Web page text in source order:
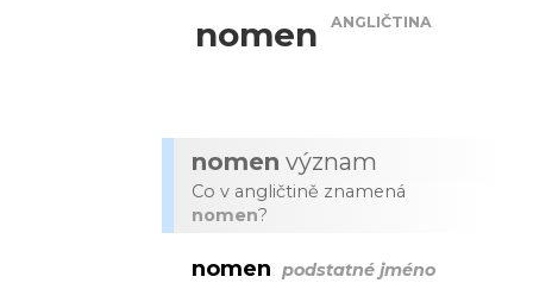
nomen ANGLIČTINA
nomen význam
Co v angličtině znamená
nomen?
nomen podstatné jméno